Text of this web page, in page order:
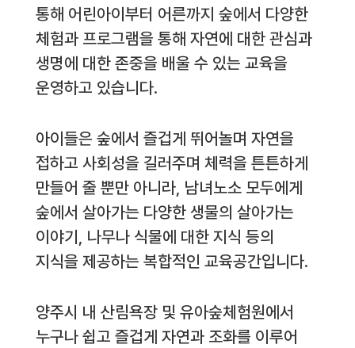
통해 어린아이부터 어른까지 숲에서 다양한
체험과 프로그램을 통해 자연에 대한 관심과
생명에 대한 존중을 배울 수 있는 교육을
운영하고 있습니다.
아이들은 숲에서 즐겁게 뛰어놀며 자연을
접하고 사회성을 길러주며 체력을 튼튼하게
만들어 줄 뿐만 아니라, 남녀노소 모두에게
숲에서 살아가는 다양한 생물의 살아가는
이야기, 나무나 식물에 대한 지식 등의
지식을 제공하는 복합적인 교육공간입니다.
양주시 내 산림욕장 및 유아숲체험원에서
누구나 쉽고 즐겁게 자연과 조화를 이루어